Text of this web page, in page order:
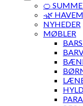
🍊
·🌿
NYHEDER
MØBLER